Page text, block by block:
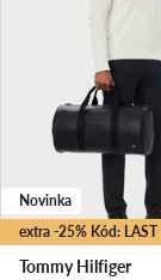
extra -25% Kód: LAST
Novinka
Tommy Hilfiger